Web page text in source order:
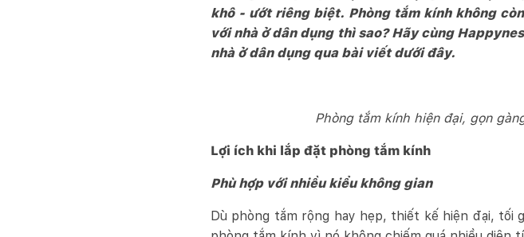
khô - ướt riêng biệt. Phòng tắm kính không
với nhà ở dân dụng thì sao? Hãy cùng
nhà ở dân dụng qua bài viết dưới đây.
Phòng tắm kính hiện đại, gọn
Lợi ích khi lắp đặt phòng tắm kính
Phù hợp với nhiều kiểu không gian
Dù phòng tắm rộng hay hẹp, thiết kế hiện đại, tối